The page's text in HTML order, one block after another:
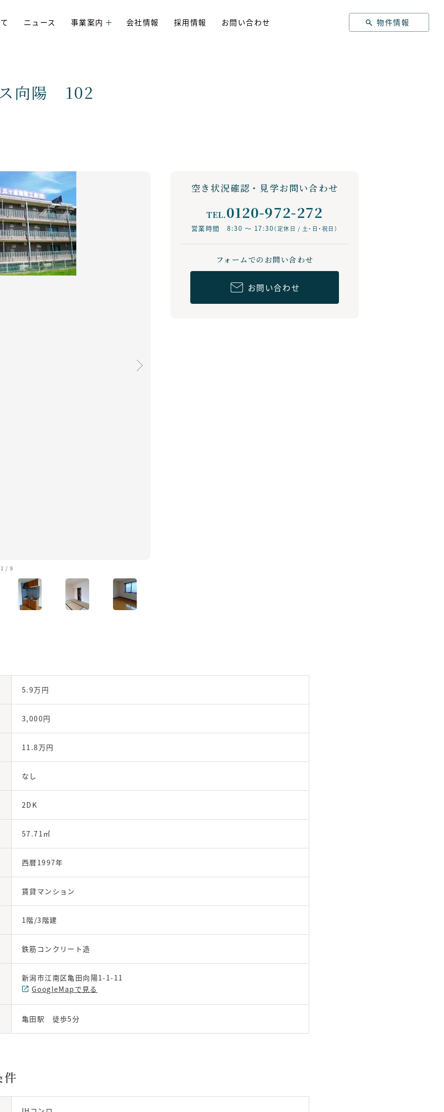
ニュース 事業案内 会社情報 採用情報 お問い合わせ 物件情報
向陽 102
1 / 8
空き状況確認・見学お問い合わせ
TEL.0120-972-272
営業時間 8:30 ～ 17:30（定休日 / 土・日・祝日）
フォームでのお問い合わせ
お問い合わせ
5.9万円
3,000円
11.8万円
なし
2DK
57.71㎡
西暦1997年
賃貸マンション
1階/3階建
鉄筋コンクリート造
新潟市江南区亀田向陽1-1-11
GoogleMapで見る
亀田駅 徒歩5分